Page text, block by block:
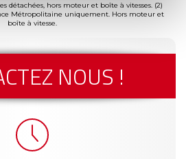
détachées, hors moteur et boîte à vitesses. (2)
Métropolitaine uniquement. Hors moteur et
boîte à vitesse.
NOUS !